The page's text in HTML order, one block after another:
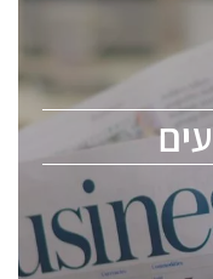
כולל מהנדסים,
ChipEx2026 will
conference is
semiconductor
professional